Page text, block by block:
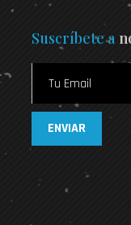
Suscríbete a
ENVIAR